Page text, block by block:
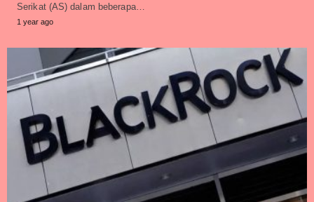
Serikat (AS) dalam beberapa…
1 year ago